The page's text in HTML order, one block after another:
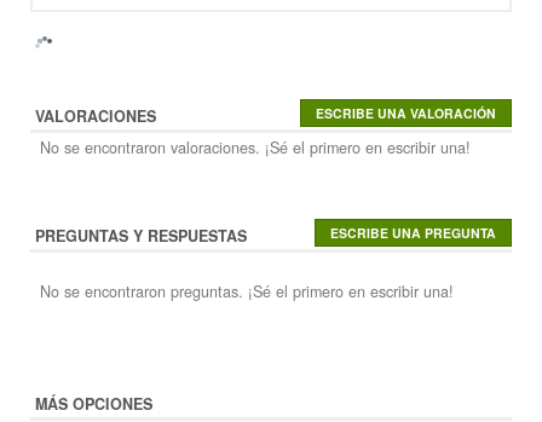
VALORACIONES
No se encontraron valoraciones. ¡Sé el primero en escribir una!
PREGUNTAS Y RESPUESTAS
No se encontraron preguntas. ¡Sé el primero en escribir una!
MÁS OPCIONES